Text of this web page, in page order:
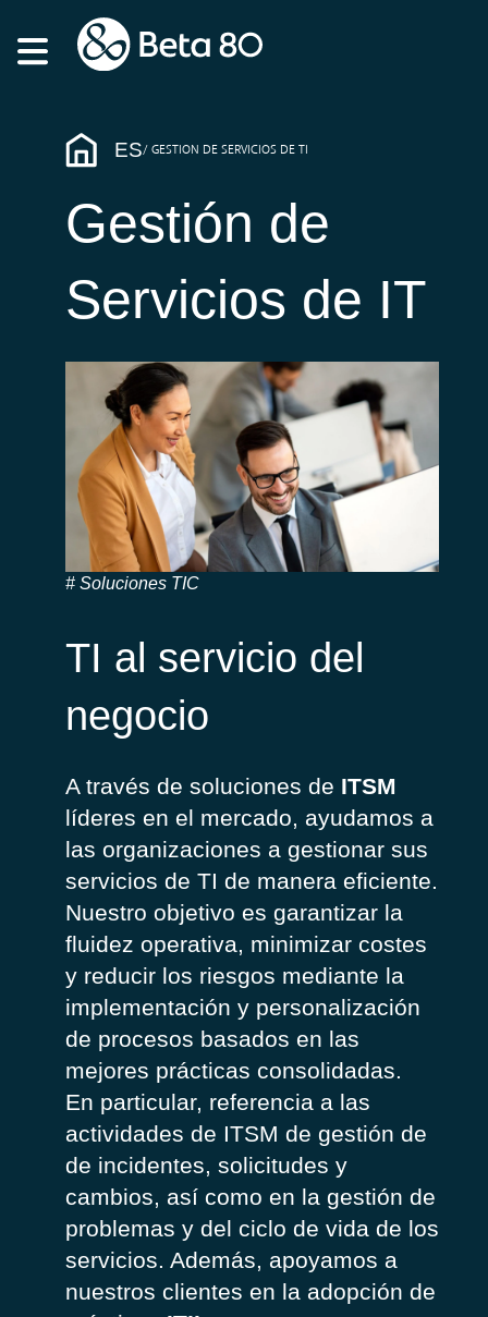
ES GESTION DE SERVICIOS DE TI
Gestión de
Servicios de IT
Soluciones TIC
TI al servicio del
negocio
A través de soluciones de ITSM
líderes en el mercado, ayudamos a
las organizaciones a gestionar sus
servicios de TI de manera eficiente.
Nuestro objetivo es garantizar la
fluidez operativa, minimizar costes
y reducir los riesgos mediante la
implementación y personalización
de procesos basados en las
mejores prácticas consolidadas.
En particular, referencia a las
actividades de ITSM de gestión de
de incidentes, solicitudes y
cambios, así como en la gestión de
problemas y del ciclo de vida de los
servicios. Además, apoyamos a
nuestros clientes en la adopción de